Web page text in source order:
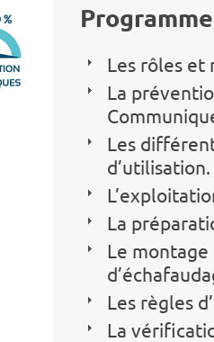
Les rôles et
La
Les
d’utilisation.
La
Le
Les règles
La